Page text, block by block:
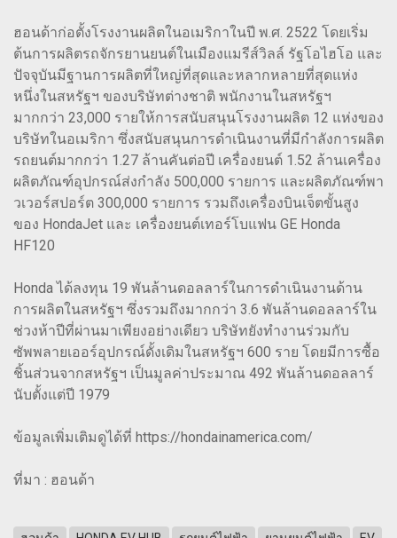
ฮอนด้าก่อตั้งโรงงานผลิตในอเมริกาในปี พ.ศ. 2522 โดยเริ่ม
ต้นการผลิตรถจักรยานยนต์ในเมืองแมรีส์วิลล์ รัฐโอไฮโอ และ
ปัจจุบันมีฐานการผลิตที่ใหญ่ที่สุดและหลากหลายที่สุดแห่ง
หนึ่งในสหรัฐฯ ของบริษัทต่างชาติ พนักงานในสหรัฐฯ
มากกว่า 23,000 รายให้การสนับสนุนโรงงานผลิต 12 แห่งของ
บริษัทในอเมริกา ซึ่งสนับสนุนการดำเนินงานที่มีกำลังการผลิต
รถยนต์มากกว่า 1.27 ล้านคันต่อปี เครื่องยนต์ 1.52 ล้านเครื่อง
ผลิตภัณฑ์อุปกรณ์ส่งกำลัง 500,000 รายการ และผลิตภัณฑ์พา
วเวอร์สปอร์ต 300,000 รายการ รวมถึงเครื่องบินเจ็ตขั้นสูง
ของ HondaJet และ เครื่องยนต์เทอร์โบแฟน GE Honda
HF120
Honda ได้ลงทุน 19 พันล้านดอลลาร์ในการดำเนินงานด้าน
การผลิตในสหรัฐฯ ซึ่งรวมถึงมากกว่า 3.6 พันล้านดอลลาร์ใน
ช่วงห้าปีที่ผ่านมาเพียงอย่างเดียว บริษัทยังทำงานร่วมกับ
ซัพพลายเออร์อุปกรณ์ดั้งเดิมในสหรัฐฯ 600 ราย โดยมีการซื้อ
ชิ้นส่วนจากสหรัฐฯ เป็นมูลค่าประมาณ 492 พันล้านดอลลาร์
นับตั้งแต่ปี 1979
ข้อมูลเพิ่มเติมดูได้ที่ https://hondainamerica.com/
ที่มา : ฮอนด้า